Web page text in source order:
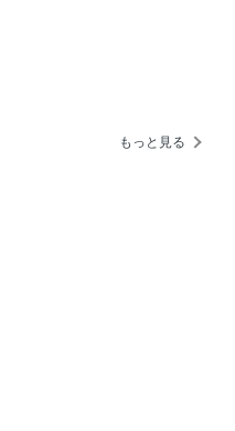
もっと見る